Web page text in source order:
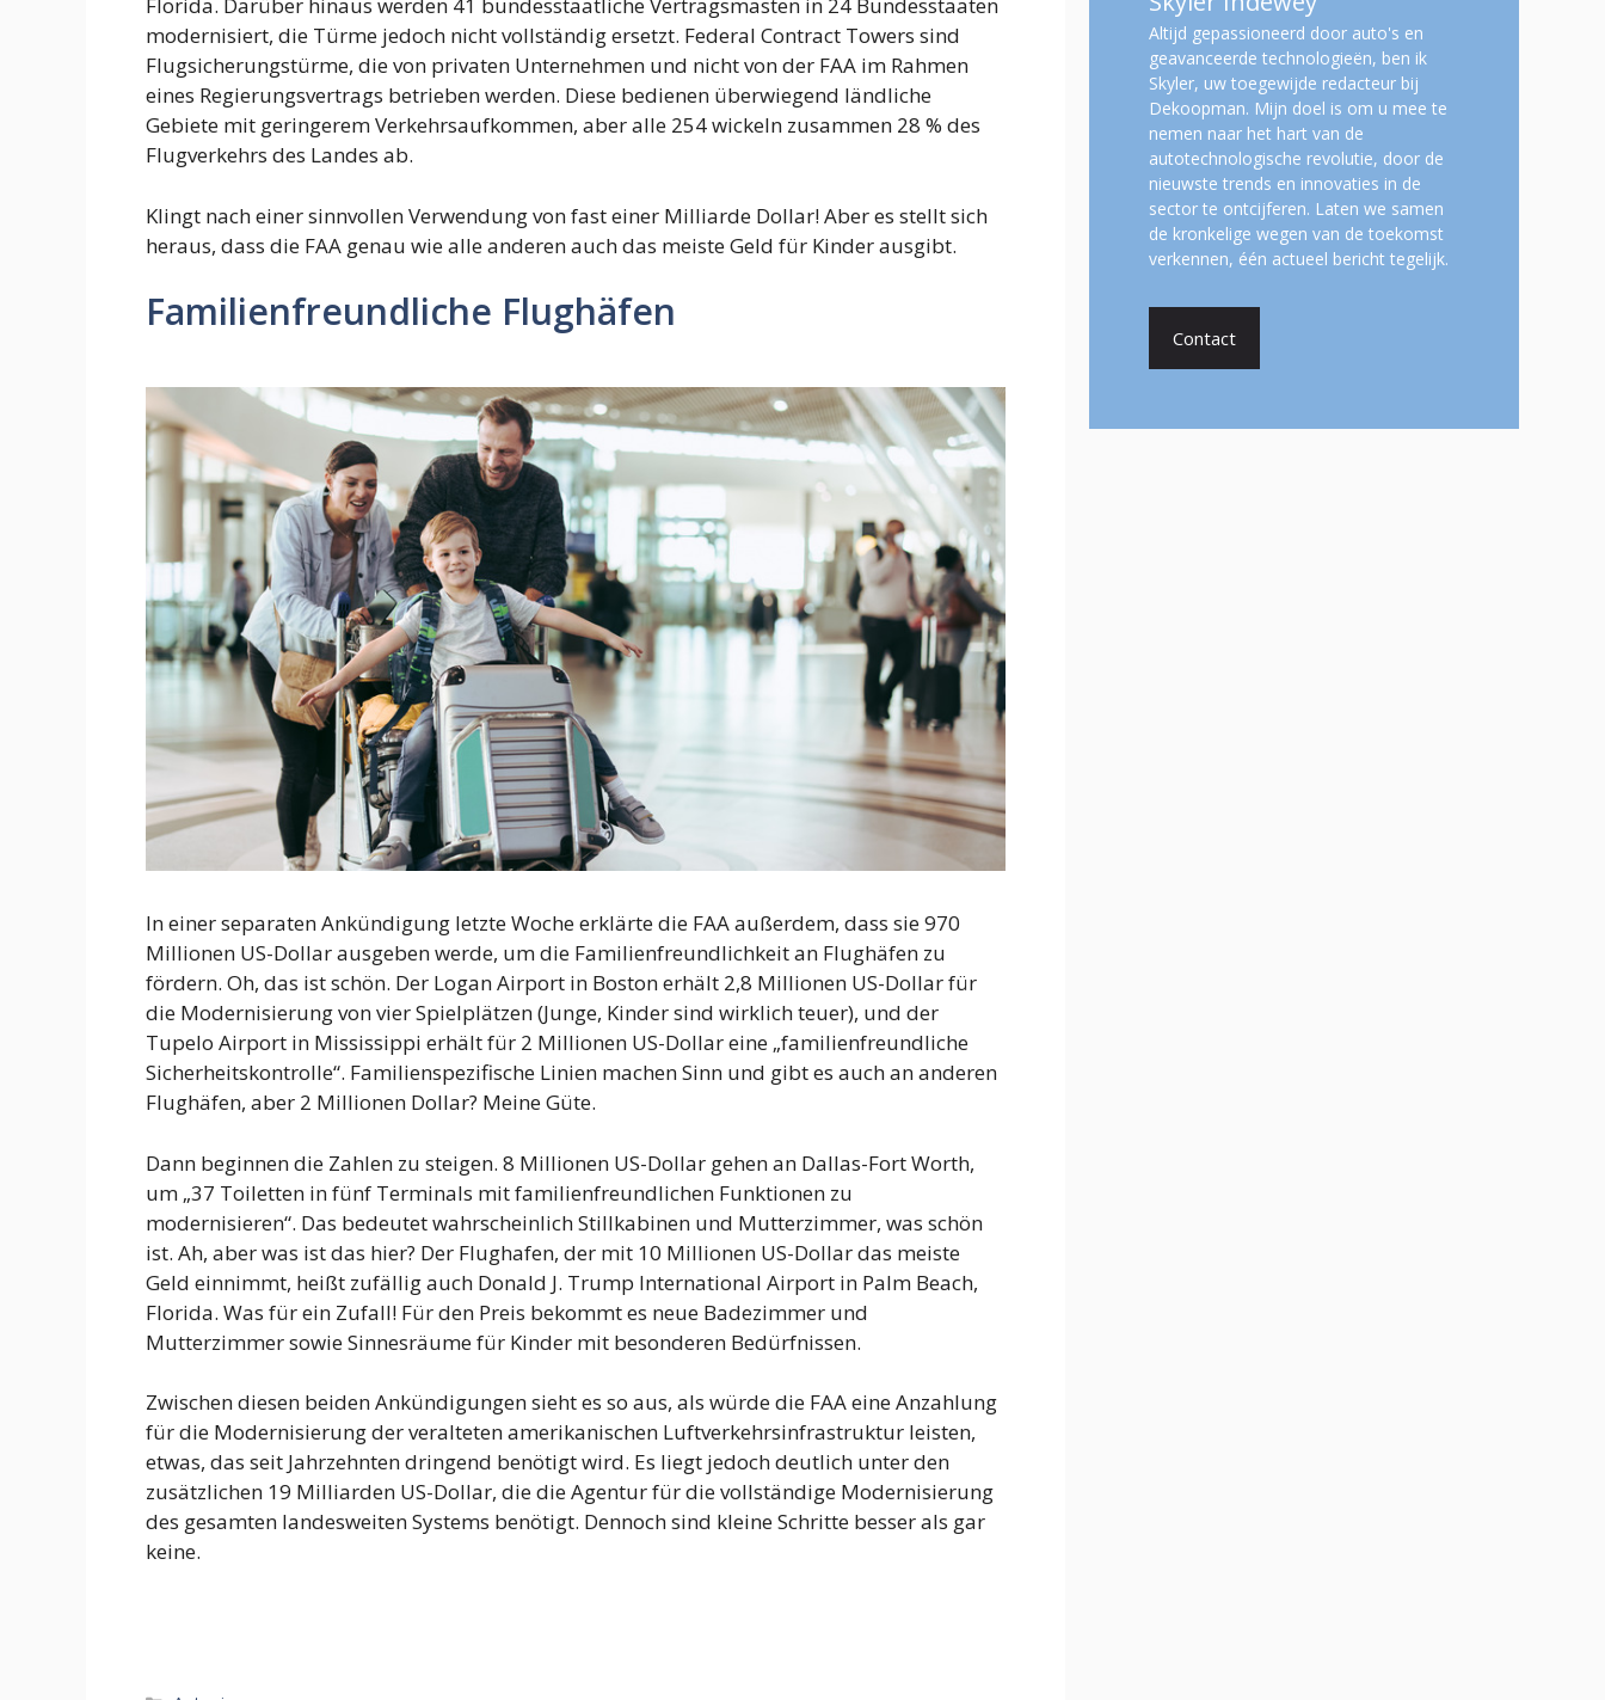
Florida. Darüber hinaus werden 41 bundesstaatliche Vertragsmasten in 24 Bundesstaaten
modernisiert, die Türme jedoch nicht vollständig ersetzt. Federal Contract Towers sind
Flugsicherungstürme, die von privaten Unternehmen und nicht von der FAA im Rahmen
eines Regierungsvertrags betrieben werden. Diese bedienen überwiegend ländliche
Gebiete mit geringerem Verkehrsaufkommen, aber alle 254 wickeln zusammen 28 % des
Flugverkehrs des Landes ab.
Klingt nach einer sinnvollen Verwendung von fast einer Milliarde Dollar! Aber es stellt sich
heraus, dass die FAA genau wie alle anderen auch das meiste Geld für Kinder ausgibt.
Familienfreundliche Flughäfen
In einer separaten Ankündigung letzte Woche erklärte die FAA außerdem, dass sie 970
Millionen US-Dollar ausgeben werde, um die Familienfreundlichkeit an Flughäfen zu
fördern. Oh, das ist schön. Der Logan Airport in Boston erhält 2,8 Millionen US-Dollar für
die Modernisierung von vier Spielplätzen (Junge, Kinder sind wirklich teuer), und der
Tupelo Airport in Mississippi erhält für 2 Millionen US-Dollar eine „familienfreundliche
Sicherheitskontrolle“. Familienspezifische Linien machen Sinn und gibt es auch an anderen
Flughäfen, aber 2 Millionen Dollar? Meine Güte.
Dann beginnen die Zahlen zu steigen. 8 Millionen US-Dollar gehen an Dallas-Fort Worth,
um „37 Toiletten in fünf Terminals mit familienfreundlichen Funktionen zu
modernisieren“. Das bedeutet wahrscheinlich Stillkabinen und Mutterzimmer, was schön
ist. Ah, aber was ist das hier? Der Flughafen, der mit 10 Millionen US-Dollar das meiste
Geld einnimmt, heißt zufällig auch Donald J. Trump International Airport in Palm Beach,
Florida. Was für ein Zufall! Für den Preis bekommt es neue Badezimmer und
Mutterzimmer sowie Sinnesräume für Kinder mit besonderen Bedürfnissen.
Zwischen diesen beiden Ankündigungen sieht es so aus, als würde die FAA eine Anzahlung
für die Modernisierung der veralteten amerikanischen Luftverkehrsinfrastruktur leisten,
etwas, das seit Jahrzehnten dringend benötigt wird. Es liegt jedoch deutlich unter den
zusätzlichen 19 Milliarden US-Dollar, die die Agentur für die vollständige Modernisierung
des gesamten landesweiten Systems benötigt. Dennoch sind kleine Schritte besser als gar
keine.
Altijd gepassioneerd door auto's en
geavanceerde technologieën, ben ik
Skyler, uw toegewijde redacteur bij
Dekoopman. Mijn doel is om u mee te
nemen naar het hart van de
autotechnologische revolutie, door de
nieuwste trends en innovaties in de
sector te ontcijferen. Laten we samen
de kronkelige wegen van de toekomst
verkennen, één actueel bericht tegelijk.
Contact